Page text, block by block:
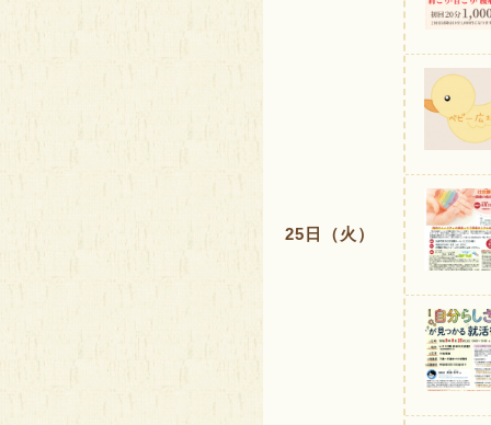
25日（火）